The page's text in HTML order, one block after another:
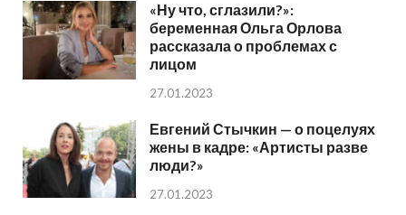
«Ну что, сглазили?»:
беременная Ольга Орлова
рассказала о проблемах с
лицом
27.01.2023
Евгений Стычкин — о поцелуях
жены в кадре: «Артисты разве
люди?»
27.01.2023